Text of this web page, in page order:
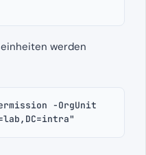
werden
-OrgUnit